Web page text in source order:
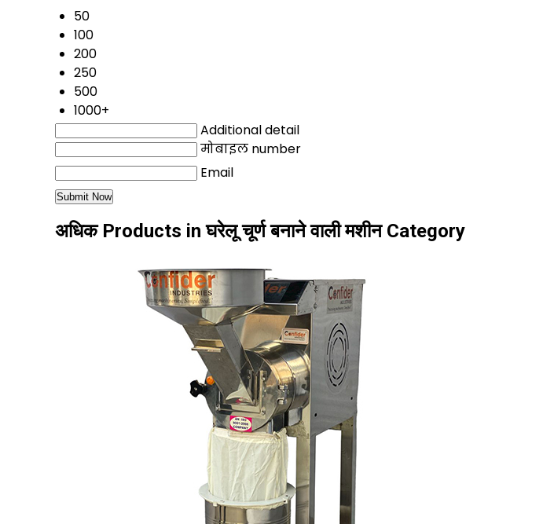
50
100
200
250
500
1000+
Additional detail
मोबाइल number
Email
अधिक Products in घरेलू चूर्ण बनाने वाली मशीन Category